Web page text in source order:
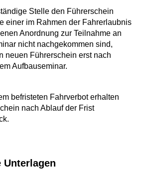
Stelle den Führerschein
einer im Rahmen der Fahrerlaubnis
Anordnung zur Teilnahme an
nicht nachgekommen sind,
neuen Führerschein erst nach
Aufbauseminar.
befristeten Fahrverbot erhalten
nach Ablauf der Frist